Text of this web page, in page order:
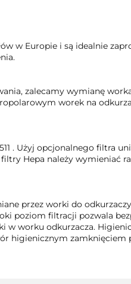
w Europie i są idealnie
zalecamy wymianę
worek na
. Użyj opcjonalnego filtra
Hepa należy wymieniać
przez worki do
poziom filtracji pozwala
w worku odkurzacza.
higienicznym zamknięciem